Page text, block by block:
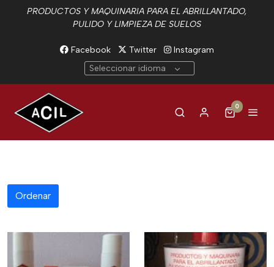
PRODUCTOS Y MAQUINARIA PARA EL ABRILLANTADO,
PULIDO Y LIMPIEZA DE SUELOS
Facebook Twitter
Instagram
Seleccionar idioma
0
Ordenar